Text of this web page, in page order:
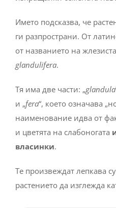
Името подсказва, че
ги разпространи. От
от названието на
glandulifera.
Тя има две части: „glandula
и „fera“, което означава
наименование идва от
и цветята на слабоногата
власинки.
Те произвеждат лепкава
растението да изглежда